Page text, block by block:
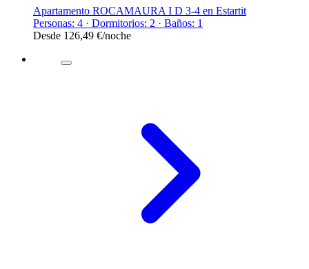
Apartamento ROCAMAURA I D 3-4 en Estartit
Personas: 4 · Dormitorios: 2 · Baños: 1
Desde 126,49 €/noche